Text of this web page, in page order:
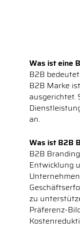
Was ist eine
B2B
B2B Marke
ausgerichtet.
an.
Was ist B2B
B2B
Entwicklung
zu
Präferenz-